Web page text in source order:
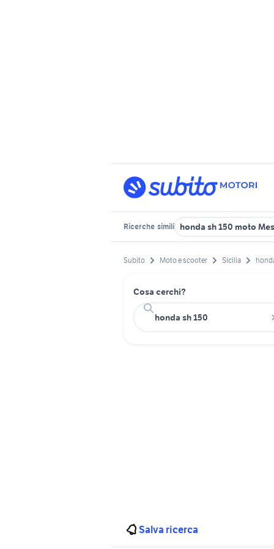
Ricerche simili honda sh 150 moto
Subito Moto e scooter Sicilia
Cosa cerchi?
Salva ricerca